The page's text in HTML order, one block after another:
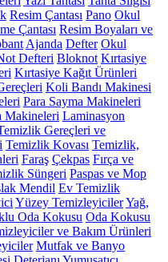
Resim Çantası Pano Okul
Çantası Resim Boyaları ve
Ajanda Defter Okul
Defteri Bloknot Kırtasiye
Kırtasiye Kağıt Ürünleri
Koli Bandı Makinesi
Para Sayma Makineleri
Makineleri Laminasyon
Gereçleri ve
Temizlik Kovası Temizlik,
Faraş Çekpas Fırça ve
Süngeri Paspas ve Mop
Mendil Ev Temizlik
Yüzey TemizleyicilerYağ,
Oda Kokusu Oda Kokusu
ve Bakım Ürünleri
Mutfak ve Banyo